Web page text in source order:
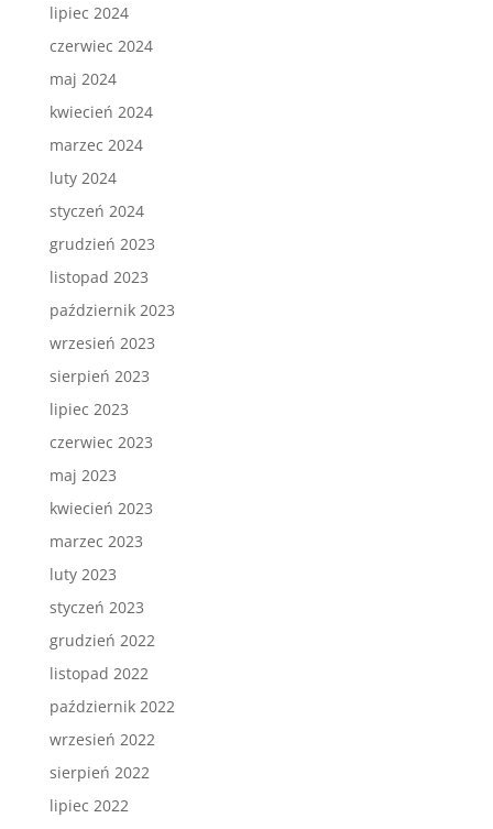
lipiec 2024
czerwiec 2024
maj 2024
kwiecień 2024
marzec 2024
luty 2024
styczeń 2024
grudzień 2023
listopad 2023
październik 2023
wrzesień 2023
sierpień 2023
lipiec 2023
czerwiec 2023
maj 2023
kwiecień 2023
marzec 2023
luty 2023
styczeń 2023
grudzień 2022
listopad 2022
październik 2022
wrzesień 2022
sierpień 2022
lipiec 2022